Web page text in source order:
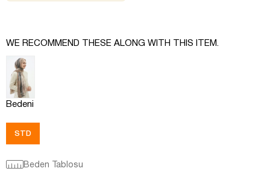
WE RECOMMEND THESE ALONG WITH THIS ITEM.
Bedeni
STD
Beden Tablosu